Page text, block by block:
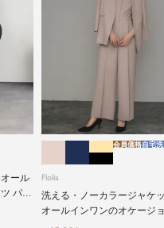
ール
パン
Flolia
洗える・ノーカラージャケ
オールインワンのオケージ
応2点セットアップスーツ
会員価格自宅